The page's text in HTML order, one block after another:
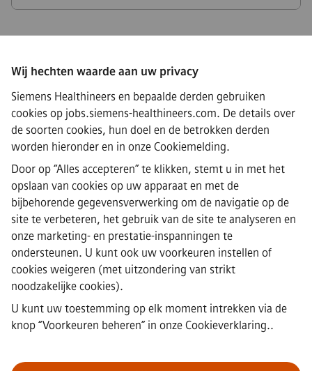
Wij hechten waarde aan uw privacy
Siemens Healthineers en bepaalde derden gebruiken
cookies op jobs.siemens-healthineers.com. De details over
de soorten cookies, hun doel en de betrokken derden
worden hieronder en in onze Cookiemelding.
Door op “Alles accepteren” te klikken, stemt u in met het
opslaan van cookies op uw apparaat en met de
bijbehorende gegevensverwerking om de navigatie op de
site te verbeteren, het gebruik van de site te analyseren en
onze marketing- en prestatie-inspanningen te
ondersteunen. U kunt ook uw voorkeuren instellen of
cookies weigeren (met uitzondering van strikt
noodzakelijke cookies).
U kunt uw toestemming op elk moment intrekken via de
knop “Voorkeuren beheren” in onze Cookieverklaring..
Connect
Veelgestelde vragen
·
Bedrijfsinformatie
·
Privacyverklaring
·
Cookieverklaring
·
Digitale ID
·